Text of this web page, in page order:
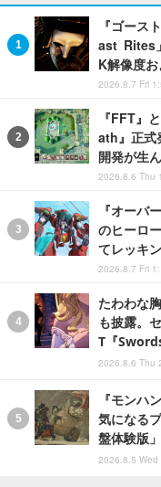
『ゴース
ast Rites
K解像度
2026.8.7 Fri
『FFT』
ath』正式
開発が生
2026.8.6 Thu
『オーバ
のヒーロ
てレッキ
2026.8.7 Fri
たわわな
も披露。
T『
2026.8.6 Thu
『モンハ
気になる
盤体験版
2026.8.5 Wed